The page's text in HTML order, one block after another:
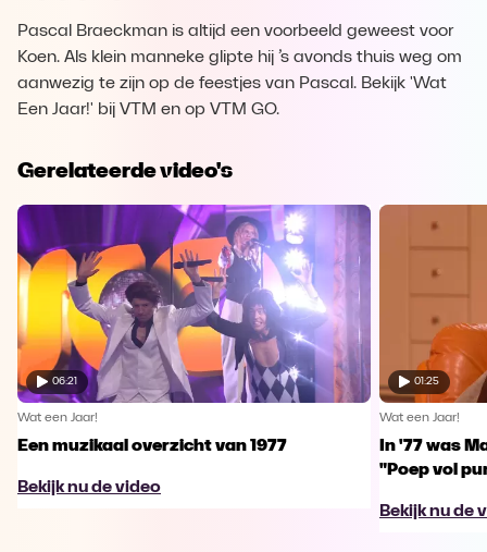
Pascal Braeckman is altijd een voorbeeld geweest voor
Koen. Als klein manneke glipte hij ’s avonds thuis weg om
aanwezig te zijn op de feestjes van Pascal. Bekijk 'Wat
Een Jaar!' bij VTM en op VTM GO.
Gerelateerde video's
06:21
Wat een Jaar!
Een muzikaal overzicht van 1977
Bekijk nu de video
01:25
Wat een Jaar!
In '77 was
"Poep vol
Bekijk nu de